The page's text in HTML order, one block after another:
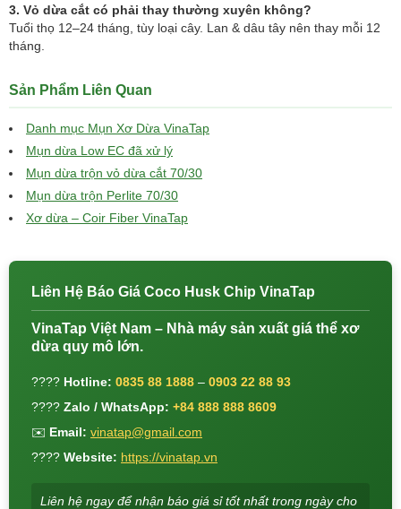
3. Vỏ dừa cắt có phải thay thường xuyên không?
Tuổi thọ 12–24 tháng, tùy loại cây. Lan & dâu tây nên thay mỗi 12
tháng.
Sản Phẩm Liên Quan
Danh mục Mụn Xơ Dừa VinaTap
Mụn dừa Low EC đã xử lý
Mụn dừa trộn vỏ dừa cắt 70/30
Mụn dừa trộn Perlite 70/30
Xơ dừa – Coir Fiber VinaTap
Liên Hệ Báo Giá Coco Husk Chip VinaTap
VinaTap Việt Nam – Nhà máy sản xuất giá thể xơ
dừa quy mô lớn.
???? Hotline: 0835 88 1888 – 0903 22 88 93
???? Zalo / WhatsApp: +84 888 888 8609
✉️ Email: vinatap@gmail.com
???? Website: https://vinatap.vn
Liên hệ ngay để nhận báo giá sỉ tốt nhất trong ngày cho